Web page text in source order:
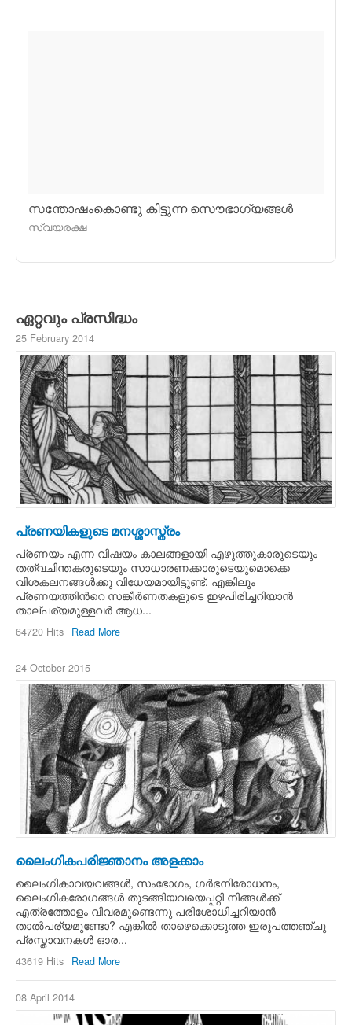
സന്തോഷംകൊണ്ടു കിട്ടുന്ന സൌഭാഗ്യങ്ങള്‍
സ്വയരക്ഷ
ഏറ്റവും പ്രസിദ്ധം
25 February 2014
പ്രണയികളുടെ മനശ്ശാസ്ത്രം
പ്രണയം എന്ന വിഷയം കാലങ്ങളായി എഴുത്തുകാരുടെയും
തത്വചിന്തകരുടെയും സാധാരണക്കാരുടെയുമൊക്കെ
വിശകലനങ്ങള്‍ക്കു വിധേയമായിട്ടുണ്ട്. എങ്കിലും
പ്രണയത്തിന്‍റെ സങ്കീര്‍ണതകളുടെ ഇഴപിരിച്ചറിയാന്‍
താല്പര്യമുള്ളവര്‍ ആധ...
64720 Hits Read More
24 October 2015
ലൈംഗികപരിജ്ഞാനം അളക്കാം
ലൈംഗികാവയവങ്ങള്‍, സംഭോഗം, ഗര്‍ഭനിരോധനം,
ലൈംഗികരോഗങ്ങള്‍ തുടങ്ങിയവയെപ്പറ്റി നിങ്ങള്‍ക്ക്
എത്രത്തോളം വിവരമുണ്ടെന്നു പരിശോധിച്ചറിയാന്‍
താല്‍പര്യമുണ്ടോ? എങ്കില്‍ താഴെക്കൊടുത്ത ഇരുപത്തഞ്ചു
പ്രസ്താവനകള്‍ ഓര...
43619 Hits Read More
08 April 2014